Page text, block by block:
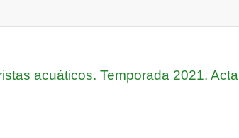
acuáticos. Temporada 2021. Acta